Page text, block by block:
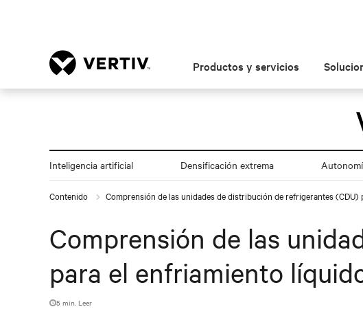
Productos y servicios
Inteligencia artificial Densificación extrema
Contenido Comprensión de las unidades de distribución de refrigerantes
Comprensión de las
para el enfriamiento
5 min. Leer